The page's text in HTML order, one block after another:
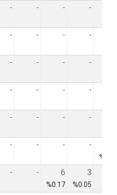
- - - -
- - - -
- - - -
- - - -
- - - -
- - - -
- - 6
%0.17
3
%0.05